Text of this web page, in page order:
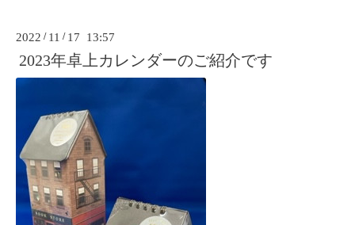
2022 / 11 / 17 13:57
2023年卓上カレンダーのご紹介です